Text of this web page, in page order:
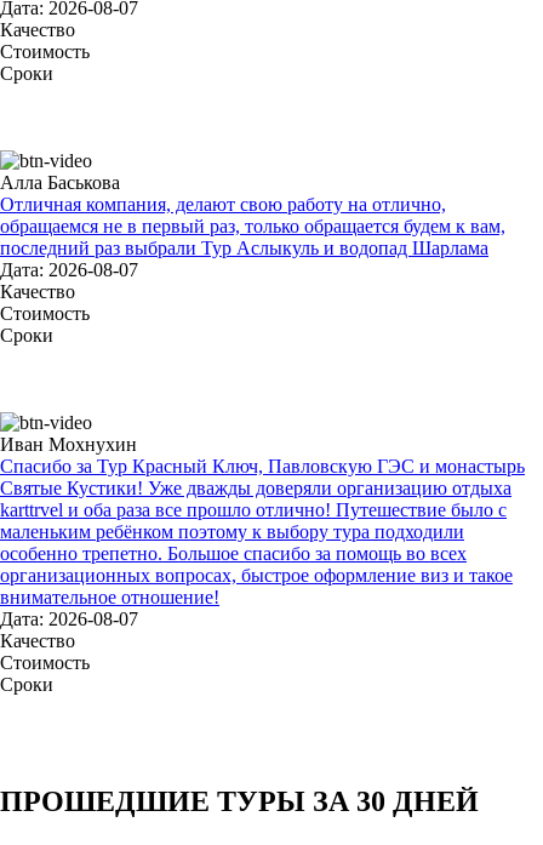
Дата: 2026-08-07
Качество
Стоимость
Сроки
Алла Баськова
Отличная компания, делают свою работу на отлично,
обращаемся не в первый раз, только обращается будем к вам,
последний раз выбрали Тур Аслыкуль и водопад Шарлама
Дата: 2026-08-07
Качество
Стоимость
Сроки
Иван Мохнухин
Спасибо за Тур Красный Ключ, Павловскую ГЭС и монастырь
Святые Кустики! Уже дважды доверяли организацию отдыха
karttrvel и оба раза все прошло отлично! Путешествие было с
маленьким ребёнком поэтому к выбору тура подходили
особенно трепетно. Большое спасибо за помощь во всех
организационных вопросах, быстрое оформление виз и такое
внимательное отношение!
Дата: 2026-08-07
Качество
Стоимость
Сроки
ПРОШЕДШИЕ ТУРЫ ЗА 30 ДНЕЙ